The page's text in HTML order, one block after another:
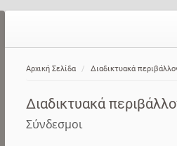
Αρχική Σελίδα Διαδικτυακά
Διαδικτυακά
Σύνδεσμοι